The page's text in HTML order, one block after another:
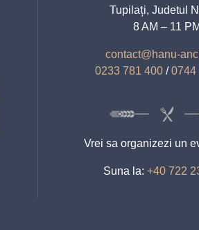
Tupilați, Judetul
8 AM – 11 PM
contact@hanu-
0233 781 400/0744
Vrei sa organizezi un
Suna la:+40 722